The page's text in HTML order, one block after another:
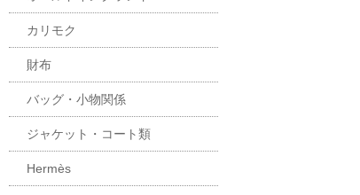
カリモク
財布
バッグ・小物関係
ジャケット・コート類
Hermès